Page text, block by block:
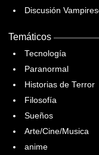
Discusión
Temáticos
Tecnología
Paranormal
Historias de Terror
Filosofía
Sueños
Arte/Cine/Musica
anime